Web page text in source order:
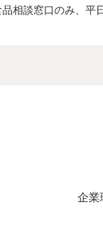
相談窓口のみ、 平
企業